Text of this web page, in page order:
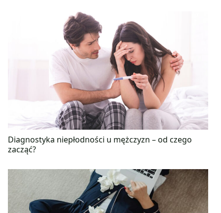
Diagnostyka niepłodności u mężczyzn – od czego
zacząć?